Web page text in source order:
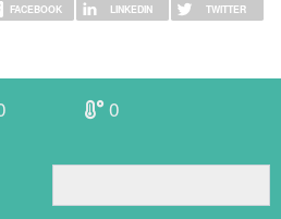
FACEBOOK LINKEDIN TWITTER
0